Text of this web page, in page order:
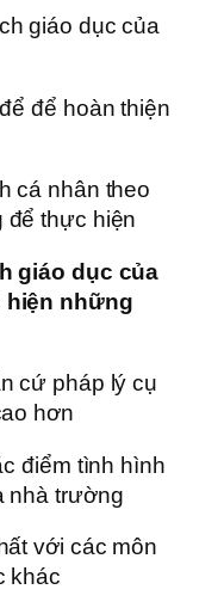
giáo dục của
để hoàn thiện
cá nhân theo
để thực hiện
giáo dục của
hiện những
cứ pháp lý cụ
hơn
điểm tình hình
nhà trường
với các môn
khác